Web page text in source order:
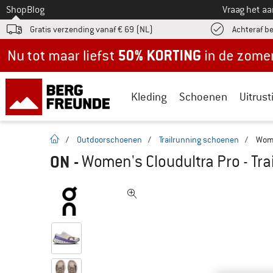
Naar
ShopBlog Vraag het
Gratis verzending vanaf € 69 (NL) Achteraf
Kleding Schoenen
Startpagina
/ Outdoorschoenen / Trailrunning schoenen /
ON -Women's Cloudultra Pro -